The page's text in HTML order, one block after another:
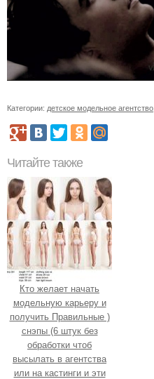
Категории: детское модельное агентство
Читайте также
Кто желает начать
модельную карьеру и
получить Правильные )
снэпы (6 штук без
обработки чтоб
высылать в агентства
или на кастинги и эти